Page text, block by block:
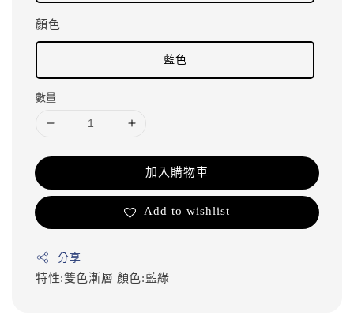
顏色
藍色
數量
加入購物車
Add to wishlist
分享
特性:雙色漸層 顏色:藍綠